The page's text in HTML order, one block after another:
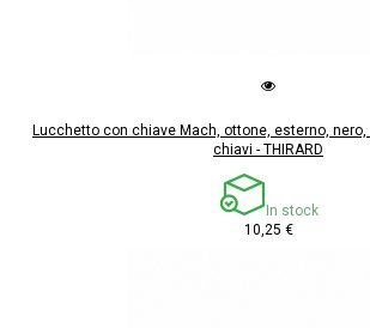
Lucchetto con chiave Mach, ottone, esterno,
chiavi - THIRARD
In stock
10,25 €